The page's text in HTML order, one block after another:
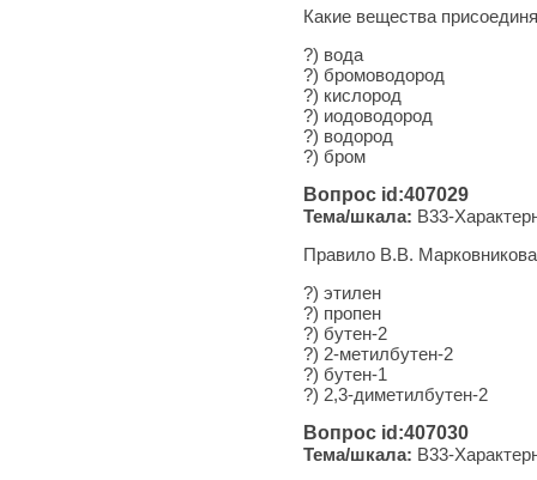
Какие вещества
?) вода
?) бромоводород
?) кислород
?) иодоводород
?) водород
?) бром
Вопрос id:407029
Тема/шкала: B33-
Правило В.В.
?) этилен
?) пропен
?) бутен-2
?) 2-метилбутен-2
?) бутен-1
?) 2,3-диметилбутен-2
Вопрос id:407030
Тема/шкала: B33-